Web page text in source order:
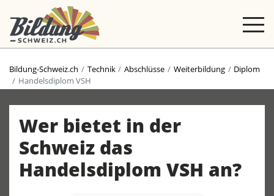
Bildung-Schweiz.ch Technik Abschlüsse Weiterbildung
Diplom
Handelsdiplom VSH
Wer bietet in der
Schweiz das
Handelsdiplom VSH an?